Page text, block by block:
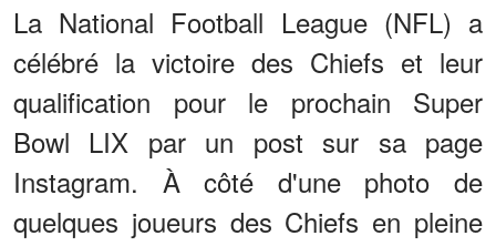
La National Football League (NFL) a
célébré la victoire des Chiefs et leur
qualification pour le prochain Super
Bowl LIX par un post sur sa page
Instagram. À côté d'une photo de
quelques joueurs des Chiefs en pleine